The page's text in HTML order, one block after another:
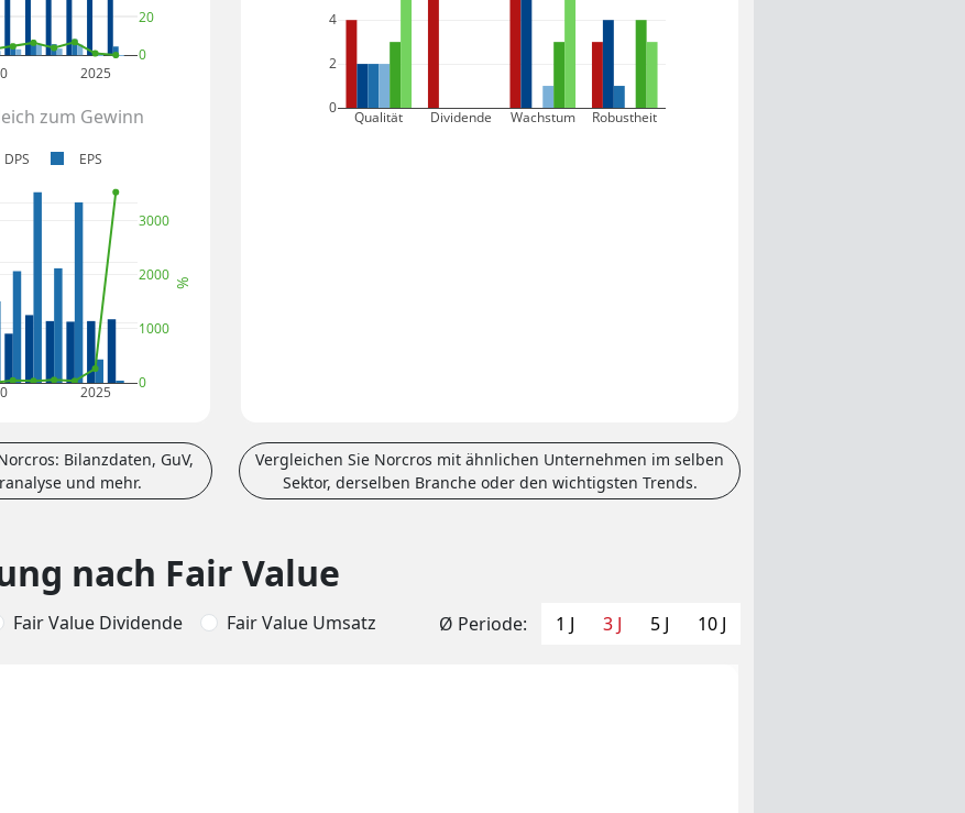
2025
0
20
zum Gewinn
2025
0
1000
2000
3000
DPS EPS
%
Bilanzdaten, GuV,
und mehr.
Qualität Dividende Wachstum Robustheit
0
2
4
Vergleichen Sie Norcros mit ähnlichen Unternehmen im selben
Sektor, derselben Branche oder den wichtigsten Trends.
nach Fair Value
Fair Value Dividende Fair Value Umsatz Ø Periode: 1 J 3 J 5 J 10 J